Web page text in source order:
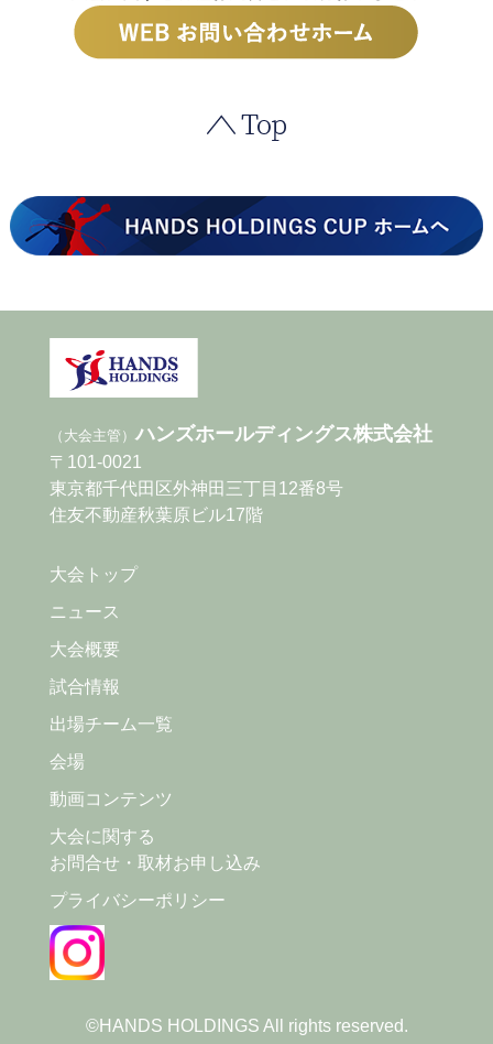
（大会主管）ハンズホールディングス株式会社
〒101-0021
東京都千代田区外神田三丁目12番8号
住友不動産秋葉原ビル17階
大会トップ
ニュース
大会概要
試合情報
出場チーム一覧
会場
動画コンテンツ
大会に関する
お問合せ・取材お申し込み
プライバシーポリシー
©HANDS HOLDINGS All rights reserved.